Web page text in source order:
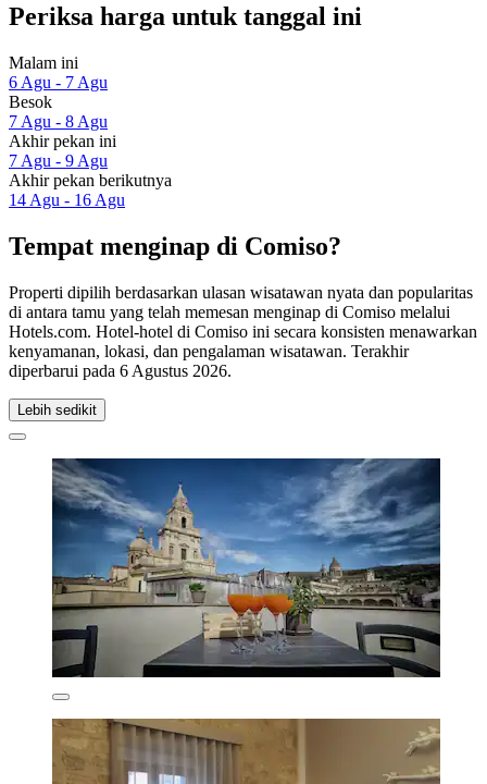
Periksa harga untuk tanggal ini
Malam ini
6 Agu - 7 Agu
Besok
7 Agu - 8 Agu
Akhir pekan ini
7 Agu - 9 Agu
Akhir pekan berikutnya
14 Agu - 16 Agu
Tempat menginap di Comiso?
Properti dipilih berdasarkan ulasan wisatawan nyata dan popularitas
di antara tamu yang telah memesan menginap di Comiso melalui
Hotels.com. Hotel-hotel di Comiso ini secara konsisten menawarkan
kenyamanan, lokasi, dan pengalaman wisatawan. Terakhir
diperbarui pada 6 Agustus 2026.
Lebih sedikit